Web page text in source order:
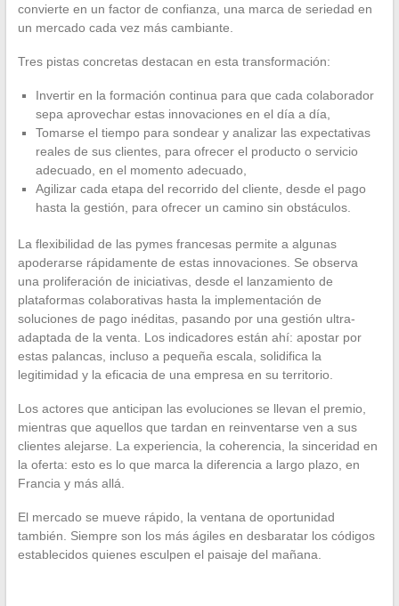
convierte en un factor de confianza, una marca de seriedad en
un mercado cada vez más cambiante.
Tres pistas concretas destacan en esta transformación:
Invertir en la formación continua para que cada colaborador
sepa aprovechar estas innovaciones en el día a día,
Tomarse el tiempo para sondear y analizar las expectativas
reales de sus clientes, para ofrecer el producto o servicio
adecuado, en el momento adecuado,
Agilizar cada etapa del recorrido del cliente, desde el pago
hasta la gestión, para ofrecer un camino sin obstáculos.
La flexibilidad de las pymes francesas permite a algunas
apoderarse rápidamente de estas innovaciones. Se observa
una proliferación de iniciativas, desde el lanzamiento de
plataformas colaborativas hasta la implementación de
soluciones de pago inéditas, pasando por una gestión ultra-
adaptada de la venta. Los indicadores están ahí: apostar por
estas palancas, incluso a pequeña escala, solidifica la
legitimidad y la eficacia de una empresa en su territorio.
Los actores que anticipan las evoluciones se llevan el premio,
mientras que aquellos que tardan en reinventarse ven a sus
clientes alejarse. La experiencia, la coherencia, la sinceridad en
la oferta: esto es lo que marca la diferencia a largo plazo, en
Francia y más allá.
El mercado se mueve rápido, la ventana de oportunidad
también. Siempre son los más ágiles en desbaratar los códigos
establecidos quienes esculpen el paisaje del mañana.